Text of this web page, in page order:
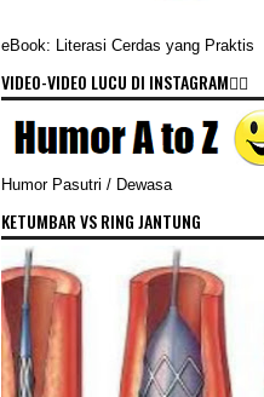
eBook: Literasi Cerdas yang Praktis
VIDEO-VIDEO LUCU DI INSTAGRAM👇🏻
Humor Pasutri / Dewasa
KETUMBAR VS RING JANTUNG